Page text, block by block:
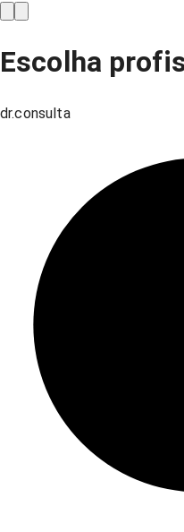
Escolha
dr.consulta